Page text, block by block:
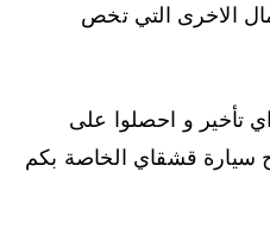
الاخرى التي تخص
99337565 دون اي تأخير و احصلوا على
سيارة قشقاي الخاصة بكم